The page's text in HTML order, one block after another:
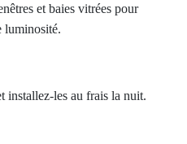
et baies vitrées pour
luminosité.
installez-les au frais la nuit.